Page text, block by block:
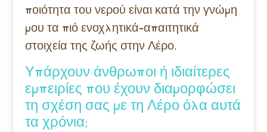
ποιότητα του νερού είναι κατά την γνώμη
μου τα πιό ενοχλητικά-απαιτητικά
στοιχεία της ζωής στην Λέρο.
Υπάρχουν άνθρωποι ή ιδιαίτερες
εμπειρίες που έχουν διαμορφώσει
τη σχέση σας με τη Λέρο όλα αυτά
τα χρόνια;